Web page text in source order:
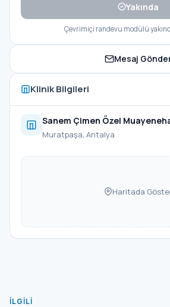
Yakında
Çevrimiçi randevu modülü
Mesaj
Klinik Bilgileri
Sanem Çimen Özel
Muratpaşa, Antalya
Haritada
İLGILI